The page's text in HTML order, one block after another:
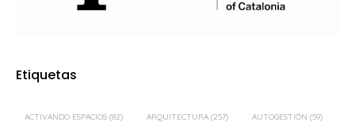
Etiquetas
ACTIVANDO ESPACIOS (82) ARQUITECTURA (257) AUTOGESTIÓN (59)